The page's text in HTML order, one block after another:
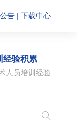
告 | 下载中心
经验积累
人员培训经验